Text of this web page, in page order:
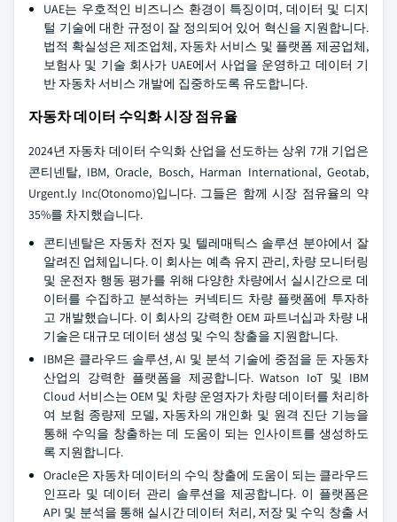
UAE는 우호적인 비즈니스 환경이 특징이며, 데이터 및 디지
털 기술에 대한 규정이 잘 정의되어 있어 혁신을 지원합니다.
법적 확실성은 제조업체, 자동차 서비스 및 플랫폼 제공업체,
보험사 및 기술 회사가 UAE에서 사업을 운영하고 데이터 기
반 자동차 서비스 개발에 집중하도록 유도합니다.
자동차 데이터 수익화 시장 점유율
2024년 자동차 데이터 수익화 산업을 선도하는 상위 7개 기업은
콘티넨탈, IBM, Oracle, Bosch, Harman International, Geotab,
Urgent.ly Inc(Otonomo)입니다. 그들은 함께 시장 점유율의 약
35%를 차지했습니다.
콘티넨탈은 자동차 전자 및 텔레매틱스 솔루션 분야에서 잘
알려진 업체입니다. 이 회사는 예측 유지 관리, 차량 모니터링
및 운전자 행동 평가를 위해 다양한 차량에서 실시간으로 데
이터를 수집하고 분석하는 커넥티드 차량 플랫폼에 투자하
고 개발했습니다. 이 회사의 강력한 OEM 파트너십과 차량 내
기술은 대규모 데이터 생성 및 수익 창출을 지원합니다.
IBM은 클라우드 솔루션, AI 및 분석 기술에 중점을 둔 자동차
산업의 강력한 플랫폼을 제공합니다. Watson IoT 및 IBM
Cloud 서비스는 OEM 및 차량 운영자가 차량 데이터를 처리하
여 보험 종량제 모델, 자동차의 개인화 및 원격 진단 기능을
통해 수익을 창출하는 데 도움이 되는 인사이트를 생성하도
록 지원합니다.
Oracle은 자동차 데이터의 수익 창출에 도움이 되는 클라우드
인프라 및 데이터 관리 솔루션을 제공합니다. 이 플랫폼은
API 및 분석을 통해 실시간 데이터 처리, 저장 및 수익 창출 서